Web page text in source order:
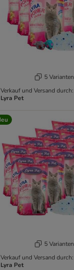
5 Varianten
Verkauf und Versand durch:
Lyra Pet
5 Varianten
Verkauf und Versand durch:
Lyra Pet